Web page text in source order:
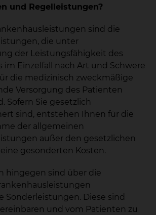
und Regelleistungen?
sind die
die unter
der Leistungsfähigkeit des
im Einzelfall nach Art und Schwere
die medizinisch zweckmäßige
Versorgung des Patienten
Sofern Sie gesetzlich
sind, entstehen Ihnen für die
der allgemeinen
außer den gesetzlichen
gesonderten Kosten.
hingegen sind über die
Sonderleistungen. Diese sind
und vom Patienten zu